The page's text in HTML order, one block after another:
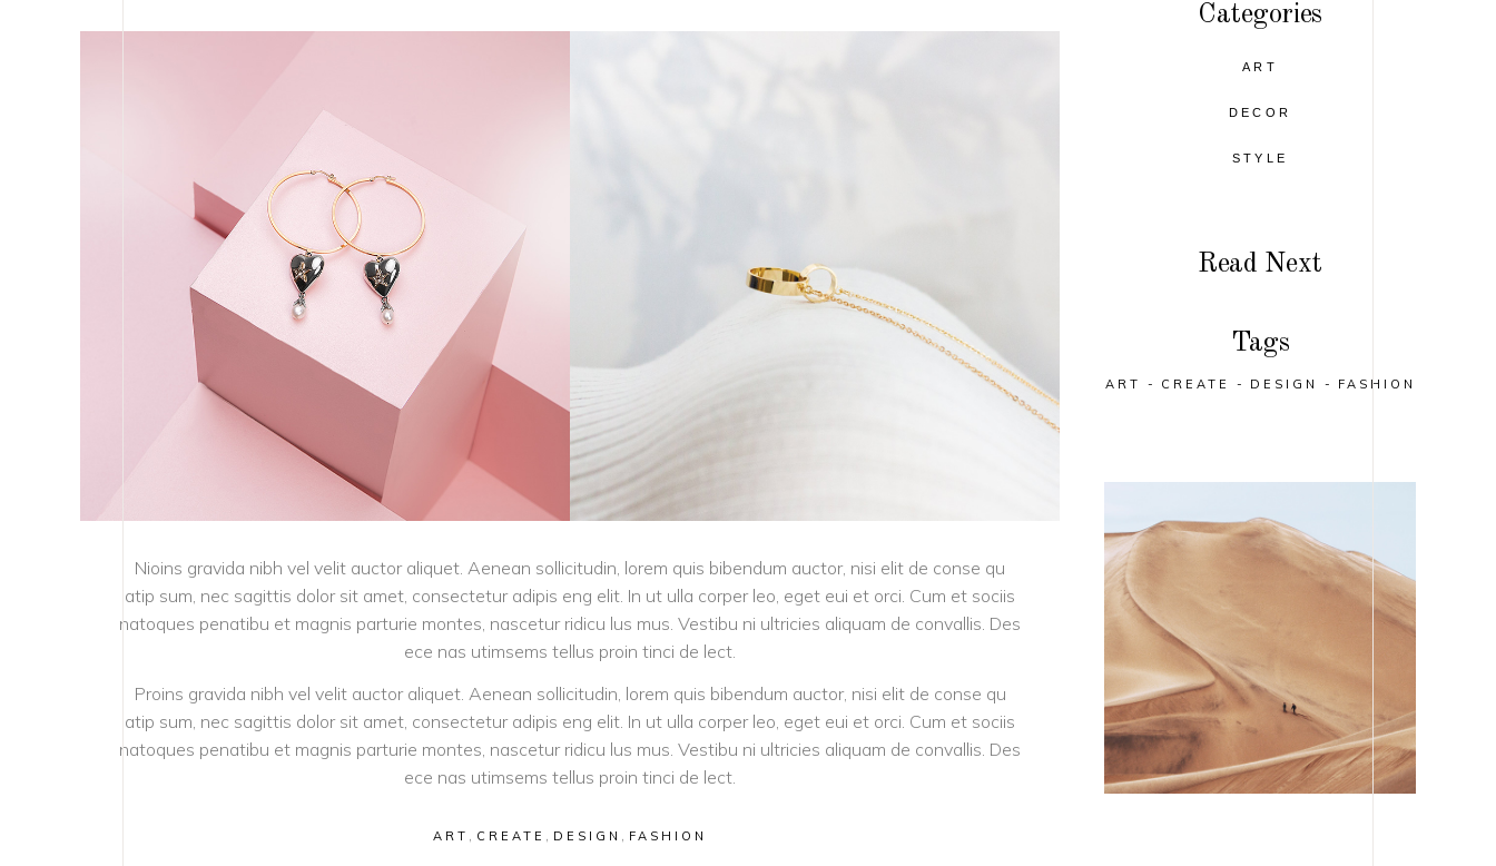
Nioins gravida nibh vel velit auctor aliquet. Aenean sollicitudin, lorem quis bibendum auctor, nisi elit de conse qu
atip sum, nec sagittis dolor sit amet, consectetur adipis eng elit. In ut ulla corper leo, eget eui et orci. Cum et sociis
natoques penatibu et magnis parturie montes, nascetur ridicu lus mus. Vestibu ni ultricies aliquam de convallis. Des
ece nas utimsems tellus proin tinci de lect.
Proins gravida nibh vel velit auctor aliquet. Aenean sollicitudin, lorem quis bibendum auctor, nisi elit de conse qu
atip sum, nec sagittis dolor sit amet, consectetur adipis eng elit. In ut ulla corper leo, eget eui et orci. Cum et sociis
natoques penatibu et magnis parturie montes, nascetur ridicu lus mus. Vestibu ni ultricies aliquam de convallis. Des
ece nas utimsems tellus proin tinci de lect.
ART , CREATE , DESIGN , FASHION
Categories
ART
DECOR
STYLE
Read Next
Tags
ART CREATE DESIGN FASHION